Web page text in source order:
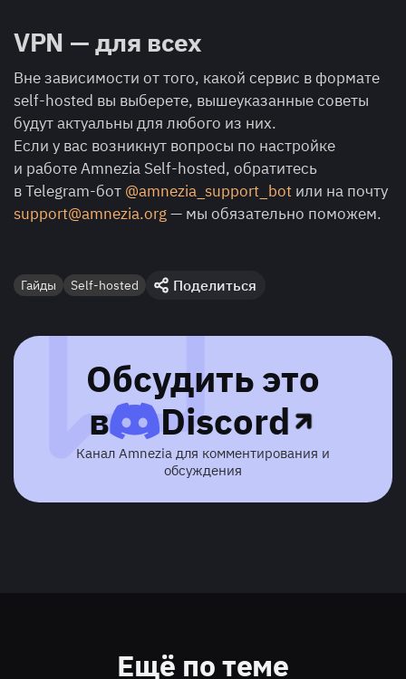
VPN — для всех
Вне зависимости от того, какой сервис в формате
self-hosted вы выберете, вышеуказанные советы
будут актуальны для любого из них.
Если у вас возникнут вопросы по настройке
и работе Amnezia Self-hosted, обратитесь
в Telegram-бот @amnezia_support_bot или на почту
support@amnezia.org— мы обязательно поможем.
Гайды Self-hosted Поделиться
Обсудить это
в
Discord
Канал Amnezia для комментирования и
обсуждения
Ещё по теме